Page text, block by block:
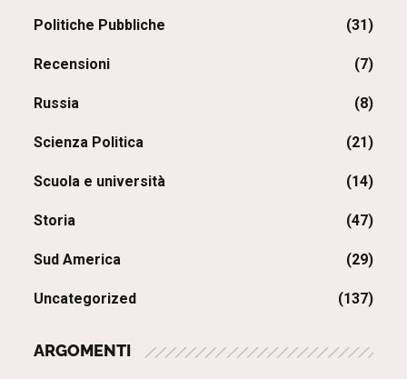
Politiche Pubbliche (31)
Recensioni (7)
Russia (8)
Scienza Politica (21)
Scuola e università (14)
Storia (47)
Sud America (29)
Uncategorized (137)
ARGOMENTI